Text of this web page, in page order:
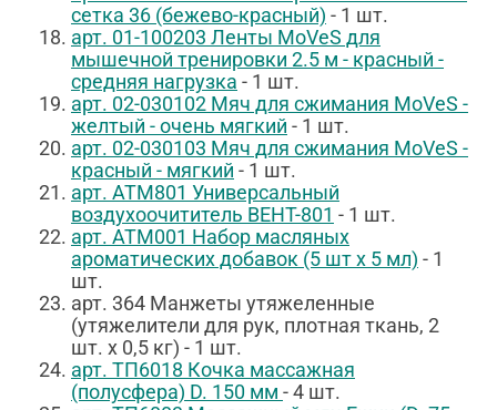
сетка 36 (бежево-красный) - 1 шт.
арт. 01-100203 Ленты MoVeS для
мышечной тренировки 2.5 м - красный -
средняя нагрузка - 1 шт.
арт. 02-030102 Мяч для сжимания MoVeS -
желтый - очень мягкий - 1 шт.
арт. 02-030103 Мяч для сжимания MoVeS -
красный - мягкий - 1 шт.
арт. АТМ801 Универсальный
воздухоочититель ВЕНТ-801 - 1 шт.
арт. АТМ001 Набор масляных
ароматических добавок (5 шт х 5 мл) - 1
шт.
арт. 364 Манжеты утяжеленные
(утяжелители для рук, плотная ткань, 2
шт. х 0,5 кг) - 1 шт.
арт. ТП6018 Кочка массажная
(полусфера) D. 150 мм - 4 шт.